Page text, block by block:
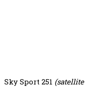
Sky Sport 251 (satellite